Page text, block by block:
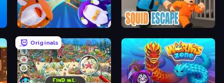
Stabfish 2 Obby World: Squid Escape
Originals